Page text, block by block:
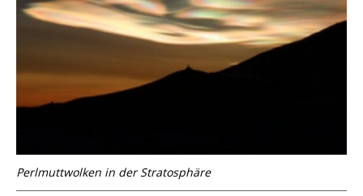
Perlmuttwolken in der Stratosphäre